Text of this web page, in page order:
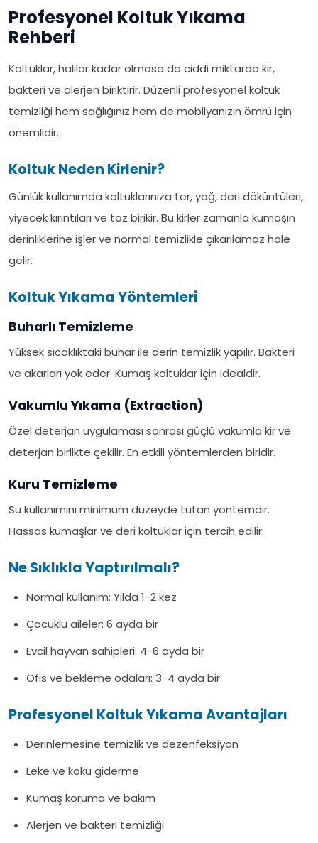
Profesyonel Koltuk Yıkama
Rehberi
Koltuklar, halılar kadar olmasa da ciddi miktarda kir,
bakteri ve alerjen biriktirir. Düzenli profesyonel koltuk
temizliği hem sağlığınız hem de mobilyanızın ömrü için
önemlidir.
Koltuk Neden Kirlenir?
Günlük kullanımda koltuklarınıza ter, yağ, deri döküntüleri,
yiyecek kırıntıları ve toz birikir. Bu kirler zamanla kumaşın
derinliklerine işler ve normal temizlikle çıkarılamaz hale
gelir.
Koltuk Yıkama Yöntemleri
Buharlı Temizleme
Yüksek sıcaklıktaki buhar ile derin temizlik yapılır. Bakteri
ve akarları yok eder. Kumaş koltuklar için idealdir.
Vakumlu Yıkama (Extraction)
Özel deterjan uygulaması sonrası güçlü vakumla kir ve
deterjan birlikte çekilir. En etkili yöntemlerden biridir.
Kuru Temizleme
Su kullanımını minimum düzeyde tutan yöntemdir.
Hassas kumaşlar ve deri koltuklar için tercih edilir.
Ne Sıklıkla Yaptırılmalı?
Normal kullanım: Yılda 1-2 kez
Çocuklu aileler: 6 ayda bir
Evcil hayvan sahipleri: 4-6 ayda bir
Ofis ve bekleme odaları: 3-4 ayda bir
Profesyonel Koltuk Yıkama Avantajları
Derinlemesine temizlik ve dezenfeksiyon
Leke ve koku giderme
Kumaş koruma ve bakım
Alerjen ve bakteri temizliği